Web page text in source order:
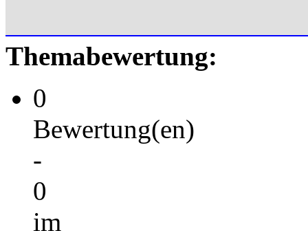
Themabewertung:
0
Bewertung(en)
-
0
im